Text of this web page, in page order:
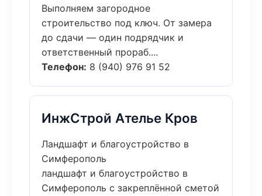
Выполняем загородное
строительство под ключ. От замера
до сдачи — один подрядчик и
ответственный прораб....
Телефон: 8 (940) 976 91 52
ИнжСтрой Ателье Кров
Ландшафт и благоустройство в
Симферополь
ландшафт и благоустройство в
Симферополь с закреплённой сметой